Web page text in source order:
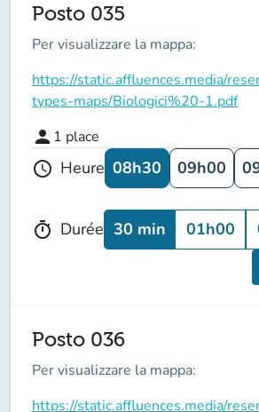
Posto 035
Per visualizzare la mappa:
https://static.affluences.media/
types-maps/Biologici%20-1.pdf
person 1 place
schedule Heure 08h30 09h00
timer Durée 30 min 01h00
Posto 036
Per visualizzare la mappa:
https://static.affluences.media/